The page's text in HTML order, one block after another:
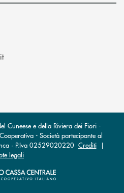
(si apre l’app di posta elettronica)
apre l’app di posta elettronica)
e della Riviera dei Fiori -
- Società partecipante al
· P.Iva 02529020220 Crediti|
legali